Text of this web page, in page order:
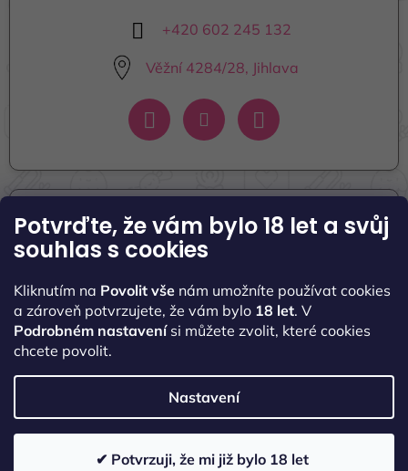
Potvrďte, že vám bylo 18 let a svůj
souhlas s cookies
Kliknutím na Povolit vše nám umožníte používat cookies
a zároveň potvrzujete, že vám bylo 18 let. V
Podrobném nastavenísi můžete zvolit, které cookies
chcete povolit.
Nastavení
✔ Potvrzuji, že mi již bylo 18 let
+420 602 245 132
Věžní 4284/28, Jihlava
Informace pro vás
Naše kontakty
Obchodní podmínky
Podmínky ochrany osobních údajů